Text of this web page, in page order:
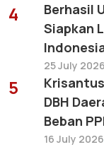
4
Berhasil
Siapkan
25 July 2026
5
DBH
Beban
16 July 2026